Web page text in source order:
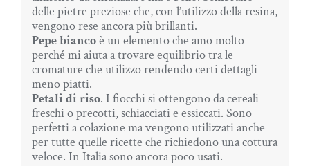
delle pietre preziose che, con l’utilizzo della resina,
vengono rese ancora più brillanti.
Pepe biancoè un elemento che amo molto
perché mi aiuta a trovare equilibrio tra le
cromature che utilizzo rendendo certi dettagli
meno piatti.
Petali di riso. I fiocchi si ottengono da cereali
freschi o precotti, schiacciati e essiccati. Sono
perfetti a colazione ma vengono utilizzati anche
per tutte quelle ricette che richiedono una cottura
veloce. In Italia sono ancora poco usati.